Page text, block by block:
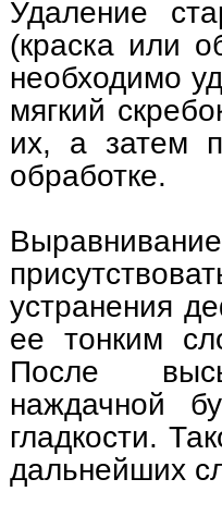
Удаление
(краска или
необходимо
мягкий
их, а затем
обработке.
устранения
ее тонким
После
наждачной
гладкости.
дальнейших